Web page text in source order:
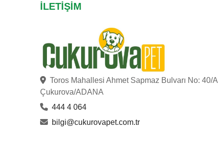
İLETIŞIM
Toros Mahallesi Ahmet Sapmaz Bulvarı No: 40/A
Çukurova/ADANA
444 4 064
bilgi@cukurovapet.com.tr